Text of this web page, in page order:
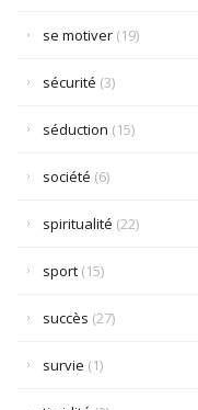
se motiver (19)
sécurité (3)
séduction (15)
société (6)
spiritualité (22)
sport (15)
succès (27)
survie (1)